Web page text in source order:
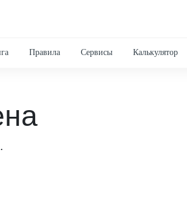
Правила Сервисы Калькулятор